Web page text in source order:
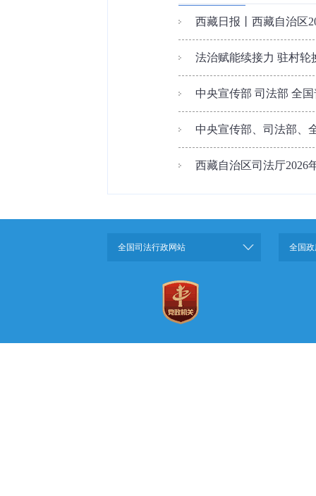
西藏日报丨西藏自治区
法治赋能续接力 驻村轮
中央宣传部 司法部 全
中央宣传部、司法部、
西藏自治区司法厅2026
全国司法行政网站 全国